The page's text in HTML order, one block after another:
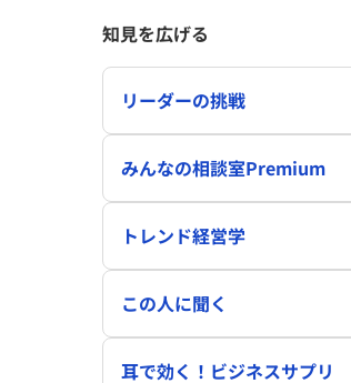
知見を広げる
リーダーの挑戦
みんなの相談室Premium
トレンド経営学
この人に聞く
耳で効く！ビジネスサプリ